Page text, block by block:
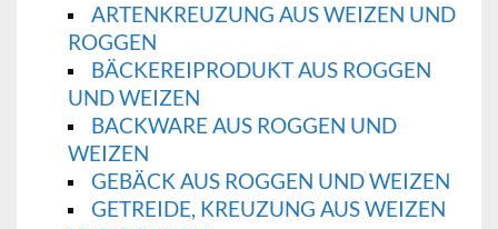
ARTENKREUZUNG AUS WEIZEN UND
ROGGEN
BÄCKEREIPRODUKT AUS ROGGEN
UND WEIZEN
BACKWARE AUS ROGGEN UND
WEIZEN
GEBÄCK AUS ROGGEN UND WEIZEN
GETREIDE, KREUZUNG AUS WEIZEN